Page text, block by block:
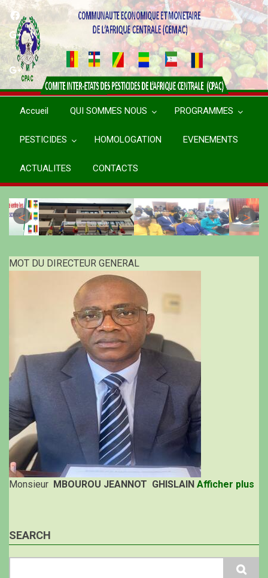
Aller
contenu
principal
Accueil QUI SOMMES NOUS PROGRAMMES
PESTICIDES HOMOLOGATION EVENEMENTS
ACTUALITES CONTACTS
MOT DU DIRECTEUR GENERAL
Monsieur MBOUROU JEANNOT GHISLAIN Afficher plus
SEARCH